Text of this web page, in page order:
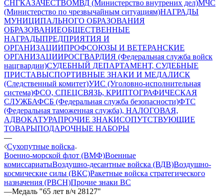
СНГКАЗАЧЕСТВОМВД (Министерство внутрених дел)МЧС
(Министерство по чрезвычайным ситуациям)НАГРАДЫ
МУНИЦИПАЛЬНОГО ОБРАЗОВАНИЯ
ОБРАЗОВАНИЕОБЩЕСТВЕННЫЕ
НАГРАДЫПРЕДПРИЯТИЯ И
ОРГАНИЗАЦИИПРОФСОЮЗЫ И ВЕТЕРАНСКИЕ
ОРГАНИЗАЦИИРОСГВАРДИЯ (Федеральная служба войск
нацгвардии)СУДЕБНЫЙ ДЕПАРТАМЕНТ, СУДЕБНЫЕ
ПРИСТАВЫСПОРТИВНЫЕ ЗНАКИ И МЕДАЛИСК
(Следственный комитет)УИС (Уголовно-исполнительная
система)ФСО, СПЕЦСВЯЗЬ, КРИПТОГРАФИЧЕСКАЯ
СЛУЖБАФСБ (Федеральная служба безопасности)ФТС
(Федеральная таможенная служба), НАЛОГОВАЯ,
АДВОКАТУРАПРОЧИЕ ЗНАКИСОПУТСТВУЮЩИЕ
ТОВАРЫПОДАРОЧНЫЕ НАБОРЫ
—
Сухопутные войска
Военно-морской флот (ВМФ)Военные
комиссариатыВоздушно-десантные войска (ВДВ)Воздушно-
космические силы (ВКС)Ракетные войска стратегического
назначения (РВСН)Прочие знаки ВС
—Медаль "65 лет в/ч 28127"